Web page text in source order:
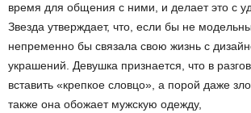
время для общения с ними, и делает это с
Звезда утверждает, что, если бы не
непременно бы связала свою жизнь с
украшений. Девушка признается, что в
вставить «крепкое словцо», а порой даже
также она обожает мужскую одежду,